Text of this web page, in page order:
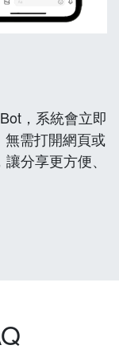
，系統會立即
無需打開網頁或
分享更方便、